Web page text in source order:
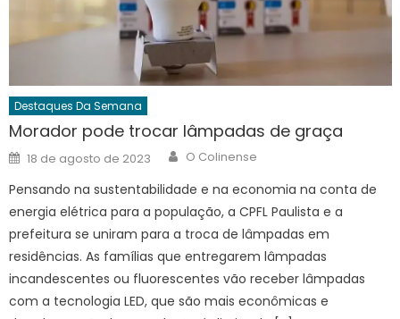
Destaques Da Semana
Morador pode trocar lâmpadas de graça
Posted
on
18 de agosto de 2023 Author
O Colinense
Pensando na sustentabilidade e na economia na conta de
energia elétrica para a população, a CPFL Paulista e a
prefeitura se uniram para a troca de lâmpadas em
residências. As famílias que entregarem lâmpadas
incandescentes ou fluorescentes vão receber lâmpadas
com a tecnologia LED, que são mais econômicas e